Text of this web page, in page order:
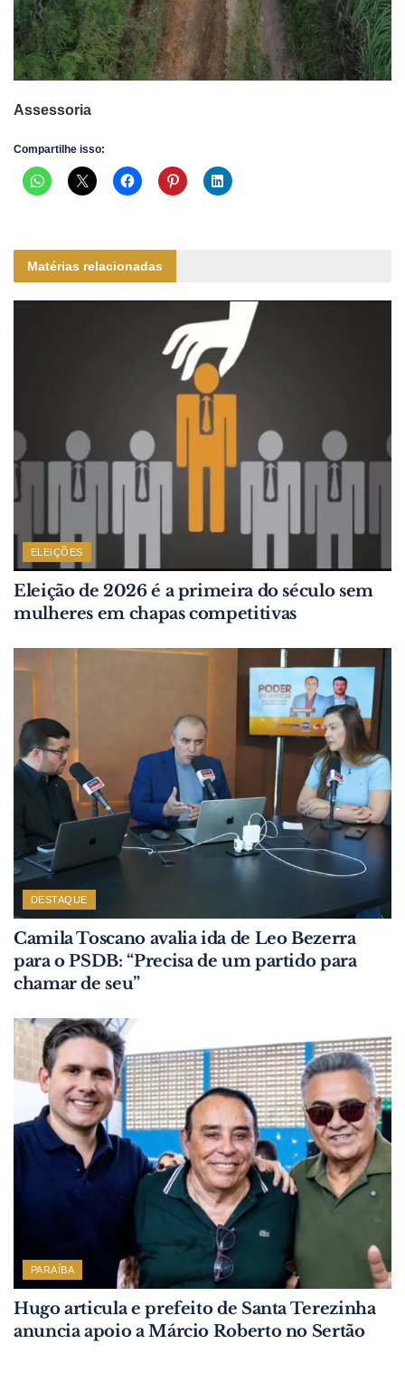
Assessoria
Compartilhe isso:
Matérias relacionadas
ELEIÇÕES
Eleição de 2026 é a primeira do século sem
mulheres em chapas competitivas
DESTAQUE
Camila Toscano avalia ida de Leo Bezerra
para o PSDB: “Precisa de um partido para
chamar de seu”
PARAÍBA
Hugo articula e prefeito de Santa Terezinha
anuncia apoio a Márcio Roberto no Sertão